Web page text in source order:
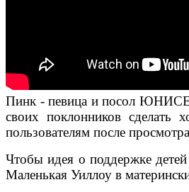
Пинк - певица и посол
своих поклонников
пользователям после
Чтобы идея о поддержке
Маленькая Уиллоу в